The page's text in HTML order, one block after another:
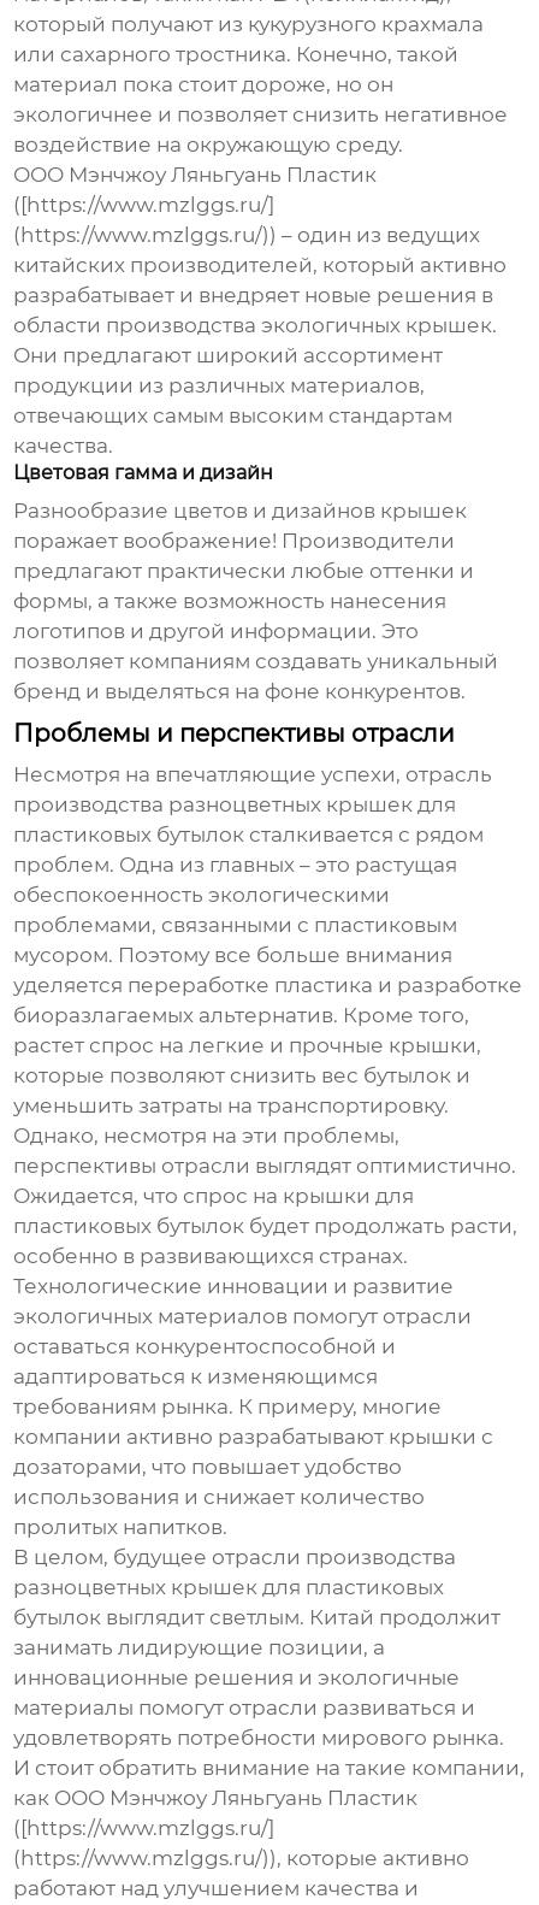
который получают из кукурузного крахмала
или сахарного тростника. Конечно, такой
материал пока стоит дороже, но он
экологичнее и позволяет снизить негативное
воздействие на окружающую среду.
ООО Мэнчжоу Ляньгуань Пластик
([https://www.mzlggs.ru/]
(https://www.mzlggs.ru/)) – один из ведущих
китайских производителей, который активно
разрабатывает и внедряет новые решения в
области производства экологичных крышек.
Они предлагают широкий ассортимент
продукции из различных материалов,
отвечающих самым высоким стандартам
качества.
Цветовая гамма и дизайн
Разнообразие цветов и дизайнов крышек
поражает воображение! Производители
предлагают практически любые оттенки и
формы, а также возможность нанесения
логотипов и другой информации. Это
позволяет компаниям создавать уникальный
бренд и выделяться на фоне конкурентов.
Проблемы и перспективы отрасли
Несмотря на впечатляющие успехи, отрасль
производства разноцветных крышек для
пластиковых бутылок сталкивается с рядом
проблем. Одна из главных – это растущая
обеспокоенность экологическими
проблемами, связанными с пластиковым
мусором. Поэтому все больше внимания
уделяется переработке пластика и разработке
биоразлагаемых альтернатив. Кроме того,
растет спрос на легкие и прочные крышки,
которые позволяют снизить вес бутылок и
уменьшить затраты на транспортировку.
Однако, несмотря на эти проблемы,
перспективы отрасли выглядят оптимистично.
Ожидается, что спрос на крышки для
пластиковых бутылок будет продолжать расти,
особенно в развивающихся странах.
Технологические инновации и развитие
экологичных материалов помогут отрасли
оставаться конкурентоспособной и
адаптироваться к изменяющимся
требованиям рынка. К примеру, многие
компании активно разрабатывают крышки с
дозаторами, что повышает удобство
использования и снижает количество
пролитых напитков.
В целом, будущее отрасли производства
разноцветных крышек для пластиковых
бутылок выглядит светлым. Китай продолжит
занимать лидирующие позиции, а
инновационные решения и экологичные
материалы помогут отрасли развиваться и
удовлетворять потребности мирового рынка.
И стоит обратить внимание на такие компании,
как ООО Мэнчжоу Ляньгуань Пластик
([https://www.mzlggs.ru/]
(https://www.mzlggs.ru/)), которые активно
работают над улучшением качества и